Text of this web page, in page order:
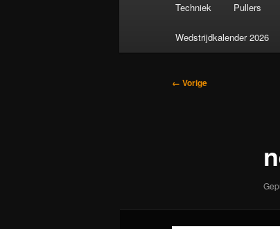
Techniek Pullers
Wedstrijdkalender 2026
Afbeeldingsnavigatie
← Vorige